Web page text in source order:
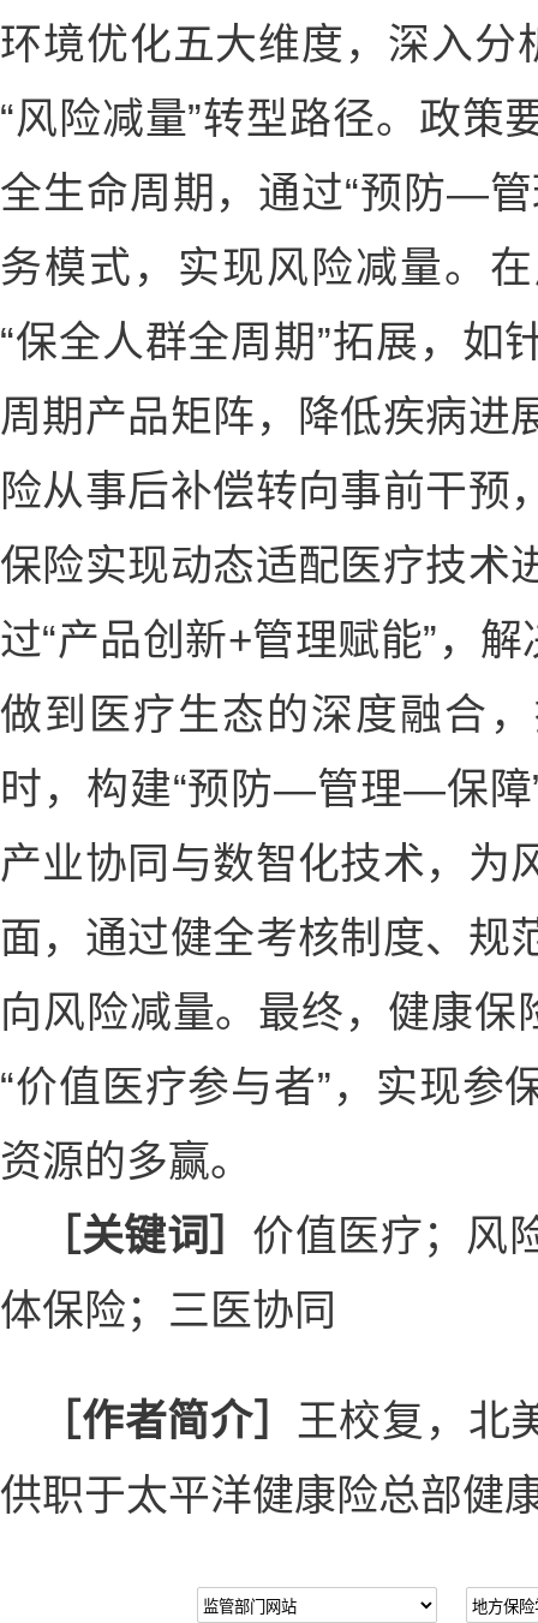
环境优化五大维度，深入分
“风险减量”转型路径。政策
全生命周期，通过“预防—
务模式，实现风险减量。
“保全人群全周期”拓展，如
周期产品矩阵，降低疾病进
险从事后补偿转向事前干预
保险实现动态适配医疗技术
过“产品创新+管理赋能”，
做到医疗生态的深度融合
时，构建“预防—管理—保障
产业协同与数智化技术，为
面，通过健全考核制度、规
向风险减量。最终，健康保
“价值医疗参与者”，实现参
资源的多赢。
［关键词］ 价值医疗；风
体保险；三医协同
［作者简介］ 王校复，北
供职于太平洋健康险总部健